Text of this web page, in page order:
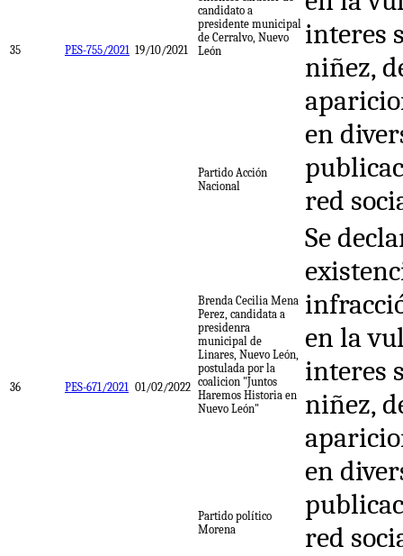
35 PES-755/2021 19/10/2021
candidato a
presidente municipal
de Cerralvo, Nuevo
León
interes
niñez,
en
red
Partido Acción
Nacional
36 PES-671/2021 01/02/2022
Brenda Cecilia Mena
Perez, candidata a
presidenra
municipal de
Linares, Nuevo León,
postulada por la
coalicion "Juntos
Haremos Historia en
Nuevo León"
Se
en la
interes
niñez,
en
red
Partido político
Morena